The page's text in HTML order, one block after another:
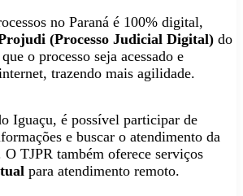
no Paraná é 100% digital,
(Processo Judicial Digital) do
o processo seja acessado e
trazendo mais agilidade.
Iguaçu, é possível participar de
e buscar o atendimento da
TJPR também oferece serviços
para atendimento remoto.